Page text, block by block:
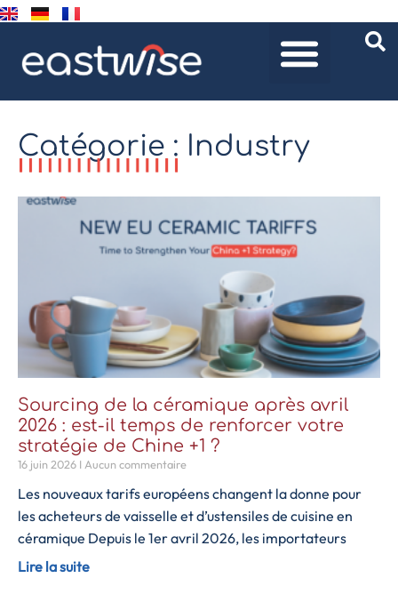
Catégorie : Industry
Sourcing de la céramique après avril
2026 : est-il temps de renforcer votre
stratégie de Chine +1 ?
16 juin 2026 Aucun commentaire
Les nouveaux tarifs européens changent la donne pour
les acheteurs de vaisselle et d’ustensiles de cuisine en
céramique Depuis le 1er avril 2026, les importateurs
Lire la suite